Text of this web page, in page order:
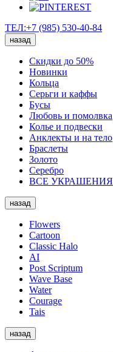
ТЕЛ:+7 (985) 530-40-84
назад
Скидки до 50%
Новинки
Кольца
Серьги и каффы
Бусы
Любовь и помолвка
Колье и подвески
Анклекты и на тело
Браслеты
Золото
Серебро
ВСЕ УКРАШЕНИЯ
назад
Flowers
Cartoon
Classic Halo
AI
Post Scriptum
Wave Base
Water
Courage
Tais
назад